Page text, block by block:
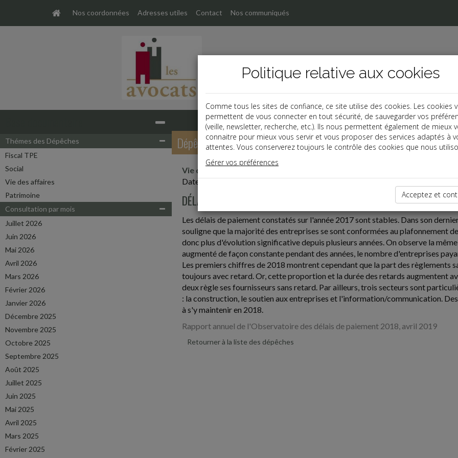
Nos coordonnées Adresses utiles Contact Nos communiqués
Thémes des Dépêches
Fiscal TPE
Social
Vie des affaires
Patrimoine
Consultation par mois
Juillet 2026
Juin 2026
Mai 2026
Avril 2026
Mars 2026
Février 2026
Janvier 2026
Décembre 2025
Novembre 2025
Octobre 2025
Septembre 2025
Août 2025
Juillet 2025
Juin 2025
Mai 2025
Avril 2025
Mars 2025
Février 2025
Dépêches
Vie des affaires
Date: 2019-04-29
DÉLAIS DE PAIEMENT DES ENTREPRISES
Les délais de paiement constatés sur l'année 2017 sont stables. Dans son
souligne que la majorité des entreprises se sont conformées au plafonnement
donc plus d'évolution significative depuis plusieurs années. On observe la
augmenté de façon constante pendant des années, le nombre d'entreprises
Les premiers chiffres de 2018 montrent cependant que la part des règlements
toujours avec retard. Or, cette proportion et la durée des retards augmentent
deux règle ses fournisseurs sans retard. Par ailleurs, trois secteurs sont
: la construction, le soutien aux entreprises et l'information/communication.
à s'y maintenir en 2018.
Rapport annuel de l'Observatoire des délais de paiement 2018, avril 2019
Retourner à la liste des dépêches
Politique relative aux cookies
Comme tous les sites de confiance, ce site utilise des cookies. Les cookies
permettent de vous connecter en tout sécurité, de sauvegarder vos
(veille, newsletter, recherche, etc.). Ils nous permettent également de mieux
connaitre pour mieux vous servir et vous proposer des services adaptés à
attentes. Vous conserverez toujours le contrôle des cookies que nous
Gérer vos préférences
Acceptez et